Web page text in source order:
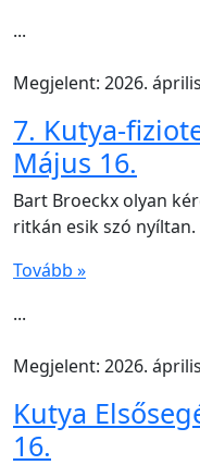
...
Megjelent: 2026.
7. Kutya-
Május 16.
Bart Broeckx olyan
ritkán esik szó nyíltan.
Tovább »
...
Megjelent: 2026.
Kutya
16.